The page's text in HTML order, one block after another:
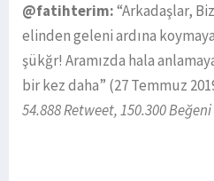
@fatihterim:“Arkadaşlar,
elinden geleni ardına
şükğr! Aramızda hala
bir kez daha” (27 Temmuz
54.888 Retweet, 150.300 Beğeni